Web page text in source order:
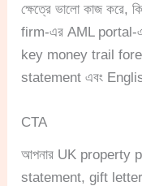
ক্ষেত্রে ভালো কাজ
firm-এর AML portal-এর
key money trail
statement এবং
CTA
আপনার UK property
statement, gift letter